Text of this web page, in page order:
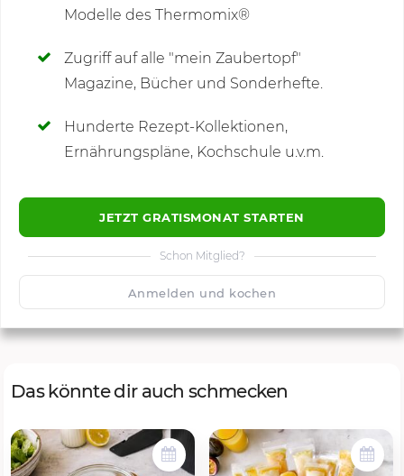
Modelle des Thermomix®
Zugriff auf alle "mein Zaubertopf"
Magazine, Bücher und Sonderhefte.
Hunderte Rezept-Kollektionen,
Ernährungspläne, Kochschule u.v.m.
JETZT GRATISMONAT STARTEN
Schon Mitglied?
Anmelden und kochen
Kommentare
🙂 Speichern
Das könnte dir auch schmecken